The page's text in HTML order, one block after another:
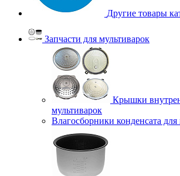
Другие товары
Запчасти для мультиварок
Крышки
мультиварок
Влагосборники конденсата для